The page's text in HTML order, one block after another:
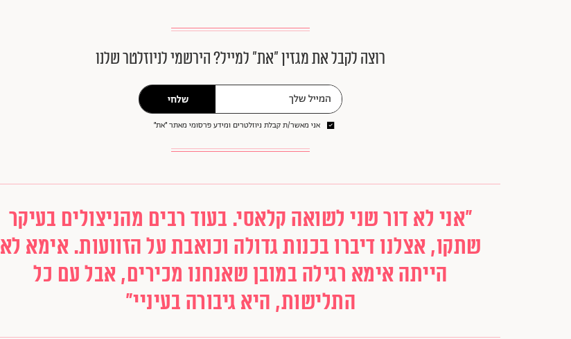
רוצה לקבל את מגזין ״את״ למייל? הירשמי לניוזלטר שלנו
שלחי
אני מאשר/ת קבלת ניוזלטרים ומידע פרסומי מאתר ״את״
"אני לא דור שני לשואה קלאסי. בעוד רבים מהניצולים בעיקר
שתקו, אצלנו דיברו בכנות גדולה וכואבת על הזוועות. אימא לא
הייתה אימא רגילה במובן שאנחנו מכירים, אבל עם כל
התלישות, היא גיבורה בעיניי"